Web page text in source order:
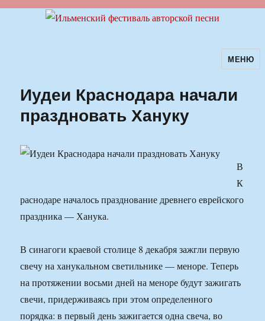
Ильменский фестиваль авторскойМЕНЮ
Иудеи Краснодара начали
праздновать Хануку
В
К
раснодаре началось празднование древнего еврейского
праздника — Ханука.
В синагоги краевой столице 8 декабря зажгли первую
свечу на ханукальном светильнике — меноре. Теперь
на протяжении восьми дней на меноре будут зажигать
свечи, придерживаясь при этом определенного
порядка: в первый день зажигается одна свеча, во